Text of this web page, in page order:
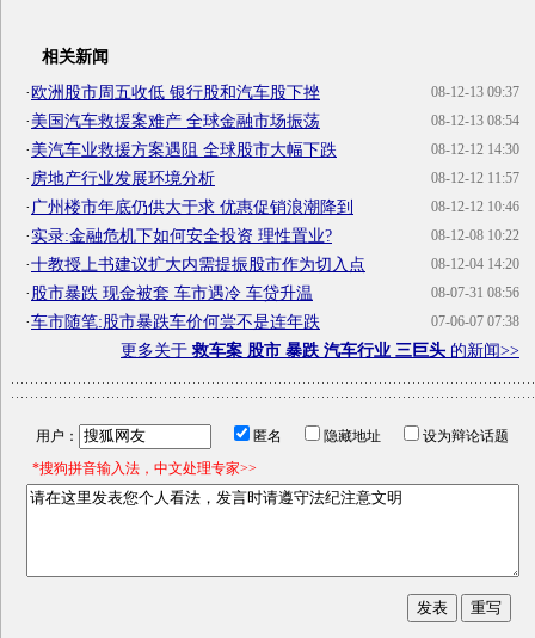
相关新闻
08-12-13 09:37
·欧洲股市周五收低 银行股和汽车股下挫
08-12-13 08:54
·美国汽车救援案难产 全球金融市场振荡
08-12-12 14:30
·美汽车业救援方案遇阻 全球股市大幅下跌
08-12-12 11:57
· 房地产行业发展环境分析
08-12-12 10:46
· 广州楼市年底仍供大于求 优惠促销浪潮降到
08-12-08 10:22
·实录:金融危机下如何安全投资 理性置业?
08-12-04 14:20
·十教授上书建议扩大内需提振股市作为切入点
08-07-31 08:56
· 股市暴跌 现金被套 车市遇冷 车贷升温
07-06-07 07:38
·车市随笔:股市暴跌车价何尝不是连年跌
更多关于救车案 股市 暴跌 汽车行业 三巨头 的新闻>>
用户： 匿名 隐藏地址
设为辩论话题
*搜狗拼音输入法，中文处理专家>>